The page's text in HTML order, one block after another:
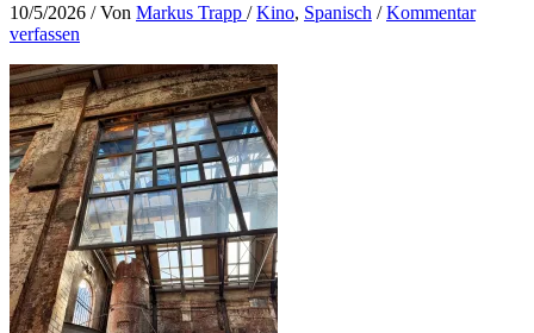
10/5/2026 / Von Markus Trapp /Kino, Spanisch /Kommentar
verfassen